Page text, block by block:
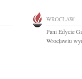
WROCŁAW
Pani Edycie
Wrocławiu